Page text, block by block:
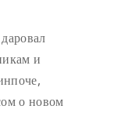
и
о новом